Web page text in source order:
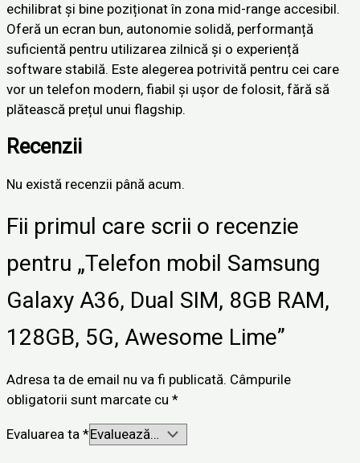
echilibrat și bine poziționat în zona mid-range accesibil.
Oferă un ecran bun, autonomie solidă, performanță
suficientă pentru utilizarea zilnică și o experiență
software stabilă. Este alegerea potrivită pentru cei care
vor un telefon modern, fiabil și ușor de folosit, fără să
plătească prețul unui flagship.
Recenzii
Nu există recenzii până acum.
Fii primul care scrii o recenzie
pentru „Telefon mobil Samsung
Galaxy A36, Dual SIM, 8GB RAM,
128GB, 5G, Awesome Lime”
Adresa ta de email nu va fi publicată. Câmpurile
obligatorii sunt marcate cu *
Evaluarea ta *